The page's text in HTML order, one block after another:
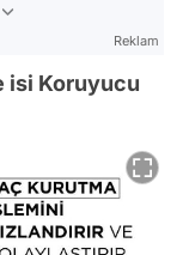
Reklam
isi Koruyucu